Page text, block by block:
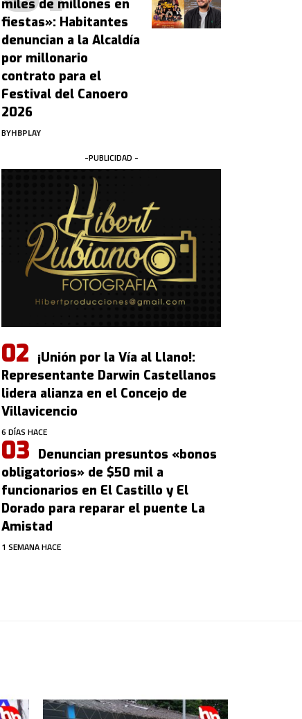
miles de millones en
fiestas»: Habitantes
denuncian a la Alcaldía
por millonario
contrato para el
Festival del Canoero
2026
BYHBPLAY
-PUBLICIDAD -
¡Unión por la Vía al Llano!:
Representante Darwin Castellanos
lidera alianza en el Concejo de
Villavicencio
6 DÍAS HACE
Denuncian presuntos «bonos
obligatorios» de $50 mil a
funcionarios en El Castillo y El
Dorado para reparar el puente La
Amistad
1 SEMANA HACE